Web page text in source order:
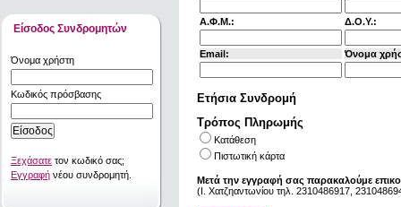
Είσοδος Συνδρομητών
Όνομα χρήστη
Κωδικός πρόσβασης
Ξεχάσατε τον κωδικό σας;
Εγγραφή νέου συνδρομητή.
Α.Φ.Μ.: Δ.Ο.Υ.:
Email: Όνομα
Ετήσια Συνδρομή
Τρόπος Πληρωμής
Κατάθεση
Πιστωτική κάρτα
Μετά την εγγραφή σας παρακαλούμε
(I. Χατζηαντωνίου τηλ. 2310486917,